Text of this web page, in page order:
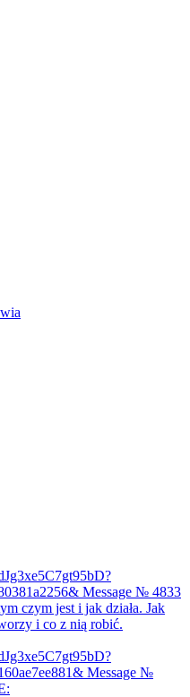
Message № 4833
czym jest i jak działa. Jak
i co z nią robić.
Message №